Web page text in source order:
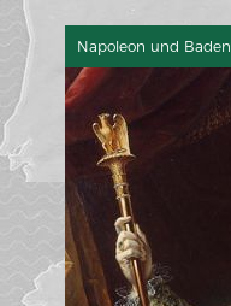
Napoleon und Baden